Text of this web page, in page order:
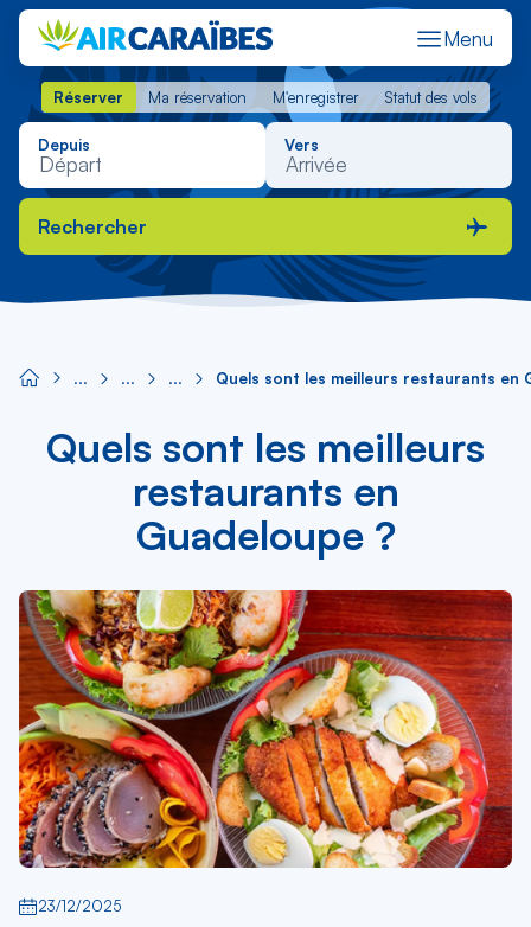
Menu
Réserver Ma réservation M'enregistrer Statut des vols
Réserver Ma réservation M'enregistrer Statut des vols
Depuis Vers
Rechercher
Quels sont les meilleurs restaurants en
Quels sont les meilleurs
restaurants en
Guadeloupe ?
23/12/2025